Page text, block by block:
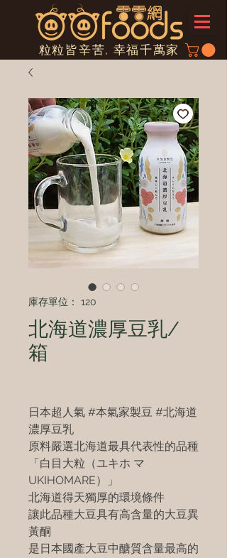
粒粒皆辛苦, 幸福千萬家
庫存單位： 120
北海道濃厚豆乳/
箱
日本超人氣 #本氣家製豆 #北海道
濃厚豆乳
原料嚴選北海道最具代表性的品種
「白目大粒（ユキホ マ
UKIHOMARE）」
北海道得天獨厚的環境條件
讓此品種大豆具有高含量的大豆異
黃酮
是日本國產大豆中醣質含量最高的